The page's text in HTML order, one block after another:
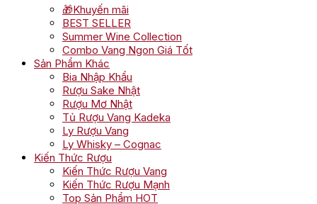
🎁Khuyến mãi
BEST SELLER
Summer Wine Collection
Combo Vang Ngon Giá Tốt
Sản Phẩm Khác
Bia Nhập Khẩu
Rượu Sake Nhật
Rượu Mơ Nhật
Tủ Rượu Vang Kadeka
Ly Rượu Vang
Ly Whisky – Cognac
Kiến Thức Rượu
Kiến Thức Rượu Vang
Kiến Thức Rượu Mạnh
Top Sản Phẩm HOT